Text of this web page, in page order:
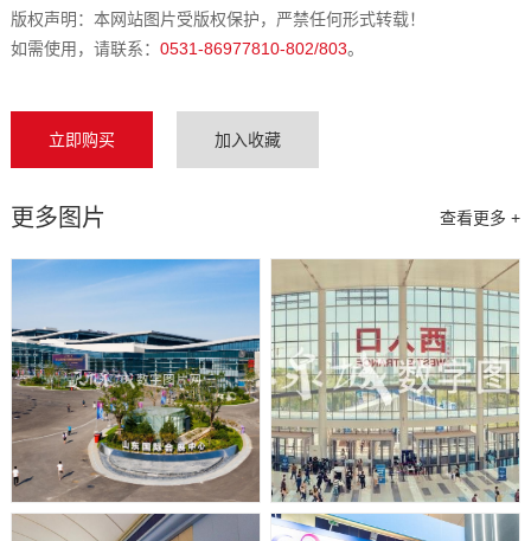
版权声明：本网站图片受版权保护，严禁任何形式转载！
如需使用，请联系： 0531-86977810-802/803。
立即购买 加入收藏
查看更多 +
更多图片